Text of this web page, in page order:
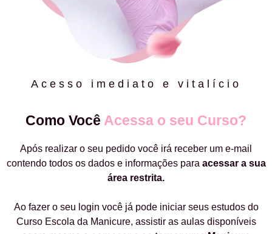
Acesso imediato e vitalício
Como Você Acessa o seu Curso?
Após realizar o seu pedido você irá receber um e-mail
contendo todos os dados e informações para acessar a sua
área restrita.
Ao fazer o seu login você já pode iniciar seus estudos do
Curso Escola da Manicure, assistir as aulas disponíveis